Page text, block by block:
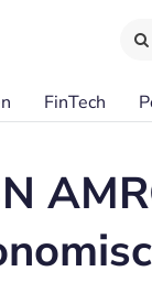
FinTech